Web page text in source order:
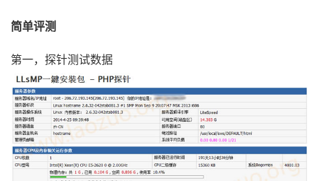
简单评测
第一，探针测试数据